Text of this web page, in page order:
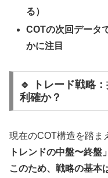
る）
COTの次回データ
かに注目
🔹 トレード戦略
利確か？
現在のCOT構造を踏ま
トレンドの中盤〜終盤
このため、戦略の基本